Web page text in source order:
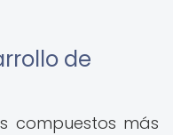
de
compuestos más